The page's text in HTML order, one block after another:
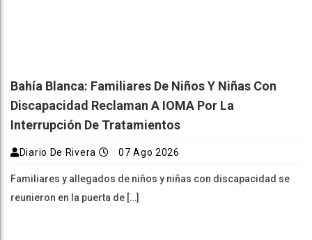
Bahía Blanca: Familiares De Niños Y Niñas Con
Discapacidad Reclaman A IOMA Por La
Interrupción De Tratamientos
Diario De Rivera 07 Ago 2026
Familiares y allegados de niños y niñas con discapacidad se
reunieron en la puerta de […]